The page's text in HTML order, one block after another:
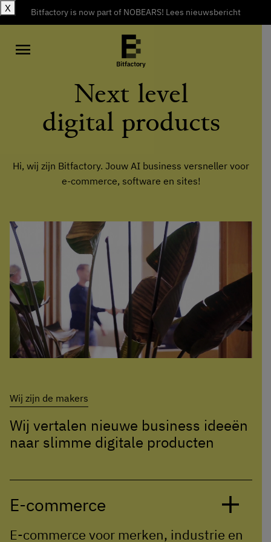
menu
Next level
digital products
Hi, wij zijn Bitfactory. Jouw AI business versneller voor
e-commerce, software en sites!
Wij zijn de makers
Wij vertalen nieuwe business ideeën
naar slimme digitale producten
E-commerce
E-commerce voor merken, industrie en
Bitfactory is now part of NOBEARS! Lees nieuwsbericht
X